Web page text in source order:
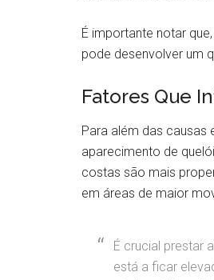
É importante notar
pode desenvolver um
Fatores Que
Para além das causas
aparecimento de
costas são mais
em áreas de maior
É crucial prestar
está a ficar